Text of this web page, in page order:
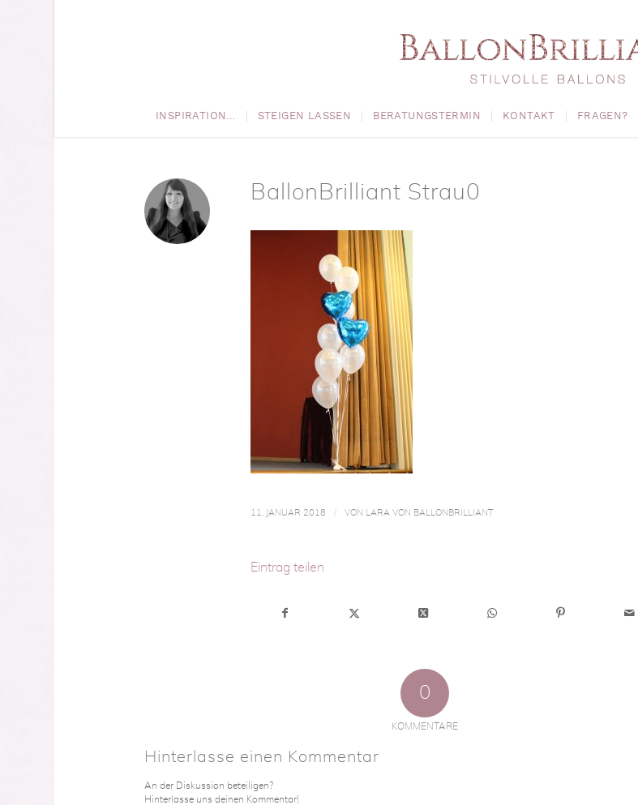
INSPIRATION… STEIGEN LASSEN BERATUNGSTERMIN KONTAKT FRAGEN?
BallonBrilliant Strau0
11. JANUAR 2018 / VON LARA VON BALLONBRILLIANT
Eintrag teilen
0
KOMMENTARE
Hinterlasse einen Kommentar
An der Diskussion beteiligen?
Hinterlasse uns deinen Kommentar!